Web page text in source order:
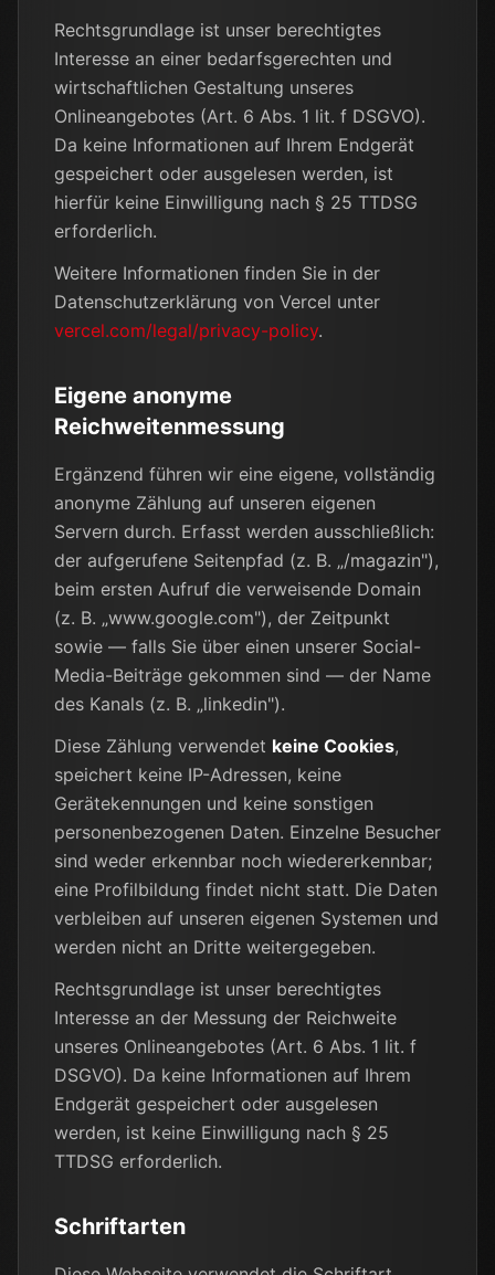
Rechtsgrundlage ist unser berechtigtes
Interesse an einer bedarfsgerechten und
wirtschaftlichen Gestaltung unseres
Onlineangebotes (Art. 6 Abs. 1 lit. f DSGVO).
Da keine Informationen auf Ihrem Endgerät
gespeichert oder ausgelesen werden, ist
hierfür keine Einwilligung nach § 25 TTDSG
erforderlich.
Weitere Informationen finden Sie in der
Datenschutzerklärung von Vercel unter
vercel.com/legal/privacy-policy.
Eigene anonyme
Reichweitenmessung
Ergänzend führen wir eine eigene, vollständig
anonyme Zählung auf unseren eigenen
Servern durch. Erfasst werden ausschließlich:
der aufgerufene Seitenpfad (z. B. „/magazin"),
beim ersten Aufruf die verweisende Domain
(z. B. „www.google.com"), der Zeitpunkt
sowie — falls Sie über einen unserer Social-
Media-Beiträge gekommen sind — der Name
des Kanals (z. B. „linkedin").
Diese Zählung verwendet keine Cookies,
speichert keine IP-Adressen, keine
Gerätekennungen und keine sonstigen
personenbezogenen Daten. Einzelne Besucher
sind weder erkennbar noch wiedererkennbar;
eine Profilbildung findet nicht statt. Die Daten
verbleiben auf unseren eigenen Systemen und
werden nicht an Dritte weitergegeben.
Rechtsgrundlage ist unser berechtigtes
Interesse an der Messung der Reichweite
unseres Onlineangebotes (Art. 6 Abs. 1 lit. f
DSGVO). Da keine Informationen auf Ihrem
Endgerät gespeichert oder ausgelesen
werden, ist keine Einwilligung nach § 25
TTDSG erforderlich.
Schriftarten